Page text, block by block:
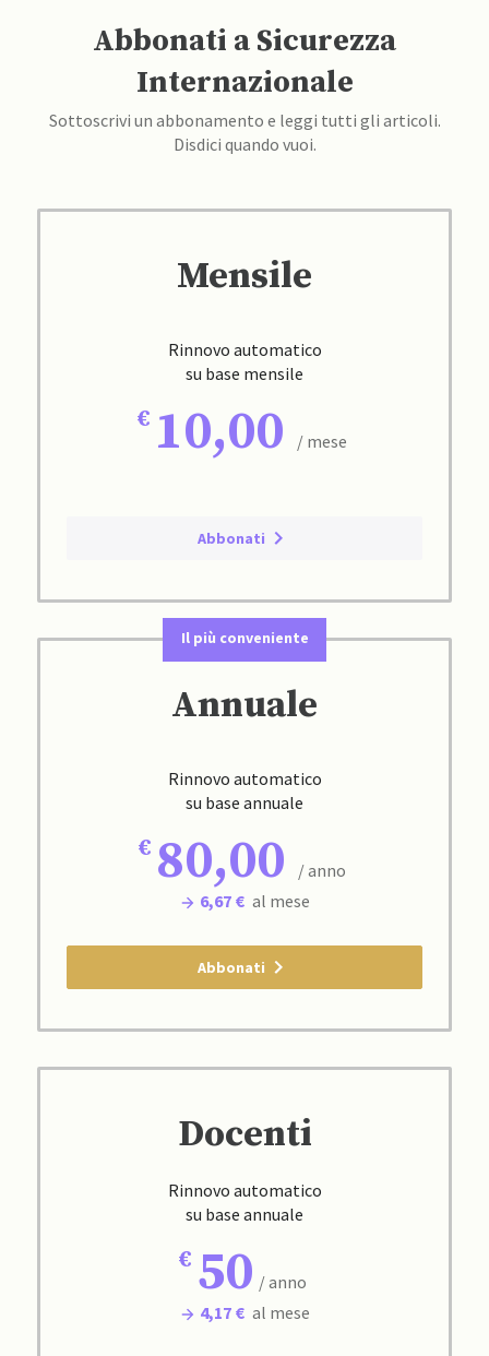
Abbonati a Sicurezza
Internazionale
Sottoscrivi un abbonamento e leggi tutti gli articoli.
Disdici quando vuoi.
Mensile
Rinnovo automatico
su base mensile
10,00 / mese
Abbonati
Il più conveniente
Annuale
Rinnovo automatico
su base annuale
80,00
/ anno
6,67 € al mese
Abbonati
Docenti
Rinnovo automatico
su base annuale
50 / anno
4,17 € al mese